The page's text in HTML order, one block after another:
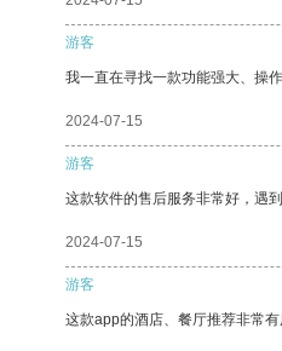
游客
我一直在寻找一款功能强大、操
2024-07-15
游客
这款软件的售后服务非常好，遇
2024-07-15
游客
这款app的酒店、餐厅推荐非常